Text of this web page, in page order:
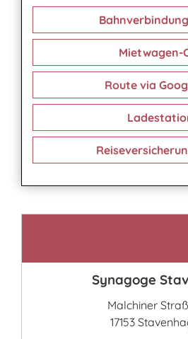
Mietwagen-
Route via
Synagoge
Malchiner
17153